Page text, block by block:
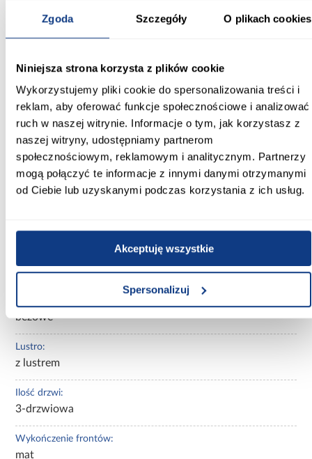
Zgoda Szczegóły O plikach cookies
Niniejsza strona korzysta z plików cookie
Wykorzystujemy pliki cookie do spersonalizowania treści i
reklam, aby oferować funkcje społecznościowe i analizować
ruch w naszej witrynie. Informacje o tym, jak korzystasz z
naszej witryny, udostępniamy partnerom
społecznościowym, reklamowym i analitycznym. Partnerzy
mogą połączyć te informacje z innymi danymi otrzymanymi
od Ciebie lub uzyskanymi podczas korzystania z ich usług.
Akceptuję wszystkie
Spersonalizuj
Informacje Transport Informacje o
Szerokość [cm]:
190.00
Wysokość [cm]:
235.20
kaszmir
beżowe
Lustro:
z lustrem
Ilość drzwi:
3-drzwiowa
Wykończenie frontów:
mat